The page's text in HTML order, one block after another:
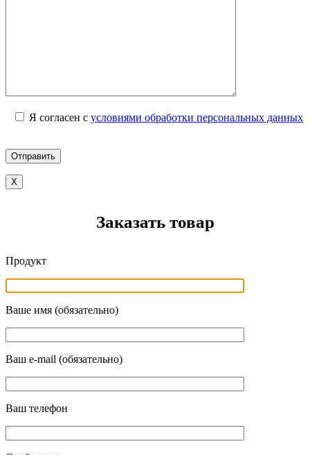
Я согласен с условиями обработки персональных данных
X
Заказать товар
Продукт
Ваше имя (обязательно)
Ваш e-mail (обязательно)
Ваш телефон